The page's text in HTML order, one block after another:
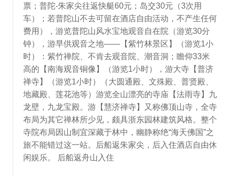
票；普陀-朱家尖往返快艇60元；岛交30元（3次用
车）；若普陀山不去可留在酒店自由活动，不产生任何
费用），游览普陀山风水宝地观音自在院（游览30分
钟），游早供观音之地——【紫竹林景区】（游览1小
时）：紫竹禅院、不肯去观音院、潮音洞；瞻仰33米
高的【南海观音铜像】（游览1小时），游大寺【普济
禅寺】（游览1小时）（大圆通殿、文殊殿、普贤殿、
地藏殿、莲花池等）游览全山漂亮的寺庙【法雨寺】九
龙壁，九龙宝殿。游【慧济禅寺】又称佛顶山寺，全寺
布局为其它禅林所少见，颇具浙东园林建筑风格。整个
寺院布局因山制宜深藏于林中，幽静称绝“海天佛国”之
旅不能错过这一站。后船返朱家尖，后入住酒店自由休
闲娱乐。 后船返舟山入住